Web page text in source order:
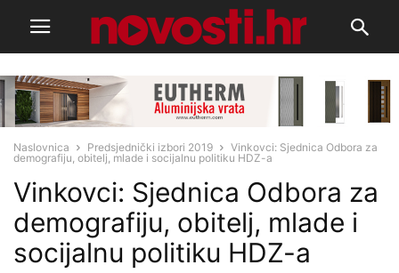
Naslovnica Predsjednički izbori 2019
Vinkovci: Sjednica Odbora za
demografiju, obitelj, mlade i socijalnu politiku HDZ-a
Vinkovci: Sjednica Odbora za
demografiju, obitelj, mlade i
socijalnu politiku HDZ-a